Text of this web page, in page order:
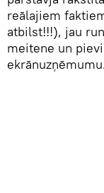
reālajiem
atbilst!!!), jau
meitene un